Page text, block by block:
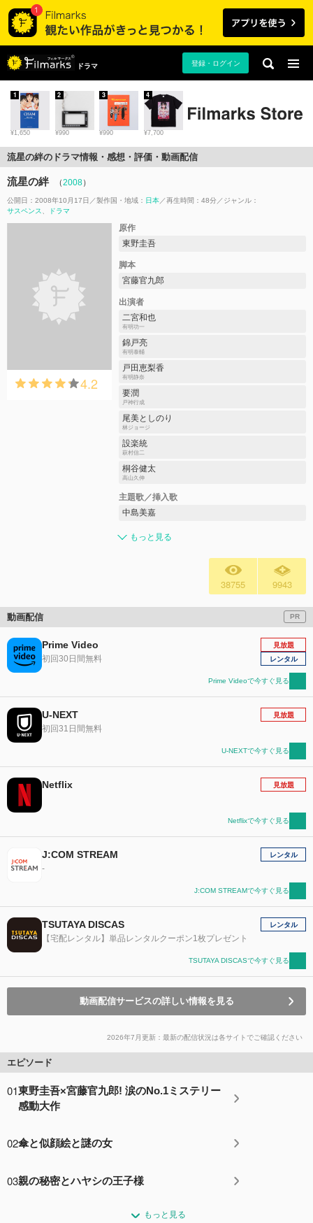
ドラマ 登録・ログイン
¥1,650
1
¥990
2
¥990
3
¥7,700
4
流星の絆のドラマ情報・感想・評価・動画配信
流星の絆 （2008）
公開日：2008年10月17日 製作国・地域： 日本 再生時間：48分
ジャンル：
サスペンス
ドラマ
4.2
原作
東野圭吾
脚本
宮藤官九郎
出演者
二宮和也
有明功一
錦戸亮
有明泰輔
戸田恵梨香
有明静奈
要潤
戸神行成
尾美としのり
林ジョージ
設楽統
萩村信二
桐谷健太
高山久伸
主題歌／挿入歌
中島美嘉
もっと見る
38755 9943
動画配信 PR
Prime Video
初回30日間無料
見放題
レンタル
Prime Videoで今すぐ見る
U-NEXT
初回31日間無料
見放題
U-NEXTで今すぐ見る
Netflix 見放題
Netflixで今すぐ見る
J:COM STREAM
-
レンタル
J:COM STREAMで今すぐ見る
TSUTAYA DISCAS
【宅配レンタル】単品レンタルクーポン1枚プレゼント
レンタル
TSUTAYA DISCASで今すぐ見る
動画配信サービスの詳しい情報を見る
2026年7月更新：最新の配信状況は各サイトでご確認ください
エピソード
01東野圭吾×宮藤官九郎! 涙のNo.1ミステリー
感動大作
02傘と似顔絵と謎の女
03親の秘密とハヤシの王子様
もっと見る